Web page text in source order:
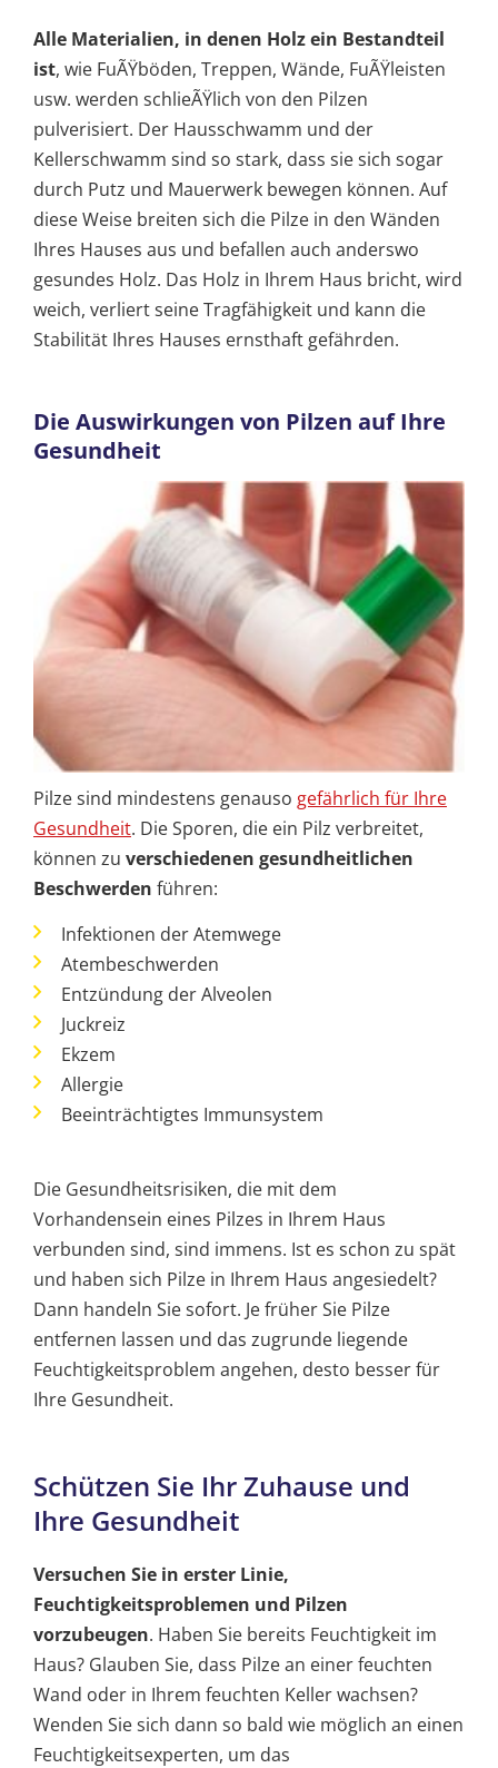
Alle Materialien, in denen Holz ein Bestandteil
ist, wie FuÃŸböden, Treppen, Wände, FuÃŸleisten
usw. werden schlieÃŸlich von den Pilzen
pulverisiert. Der Hausschwamm und der
Kellerschwamm sind so stark, dass sie sich sogar
durch Putz und Mauerwerk bewegen können. Auf
diese Weise breiten sich die Pilze in den Wänden
Ihres Hauses aus und befallen auch anderswo
gesundes Holz. Das Holz in Ihrem Haus bricht, wird
weich, verliert seine Tragfähigkeit und kann die
Stabilität Ihres Hauses ernsthaft gefährden.
Die Auswirkungen von Pilzen auf Ihre
Gesundheit
Pilze sind mindestens genauso gefährlich für Ihre
Gesundheit. Die Sporen, die ein Pilz verbreitet,
können zu verschiedenen gesundheitlichen
Beschwerden führen:
Infektionen der Atemwege
Atembeschwerden
Entzündung der Alveolen
Juckreiz
Ekzem
Allergie
Beeinträchtigtes Immunsystem
Die Gesundheitsrisiken, die mit dem
Vorhandensein eines Pilzes in Ihrem Haus
verbunden sind, sind immens. Ist es schon zu spät
und haben sich Pilze in Ihrem Haus angesiedelt?
Dann handeln Sie sofort. Je früher Sie Pilze
entfernen lassen und das zugrunde liegende
Feuchtigkeitsproblem angehen, desto besser für
Ihre Gesundheit.
Schützen Sie Ihr Zuhause und
Ihre Gesundheit
Versuchen Sie in erster Linie,
Feuchtigkeitsproblemen und Pilzen
vorzubeugen. Haben Sie bereits Feuchtigkeit im
Haus? Glauben Sie, dass Pilze an einer feuchten
Wand oder in Ihrem feuchten Keller wachsen?
Wenden Sie sich dann so bald wie möglich an einen
Feuchtigkeitsexperten, um das